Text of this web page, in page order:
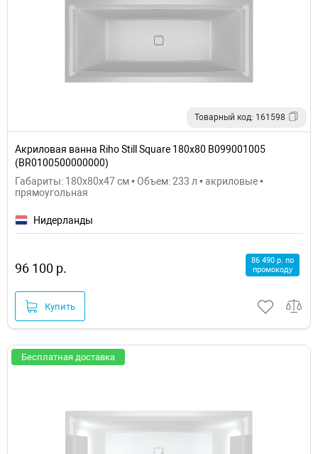
Товарный код: 161598
Акриловая ванна Riho Still Square 180x80 B099001005
(BR0100500000000)
Габариты: 180x80x47 см • Объем: 233 л • акриловые •
прямоугольная
Нидерланды
96 100 р.
86 490 р. по
промокоду
Купить
Бесплатная доставка